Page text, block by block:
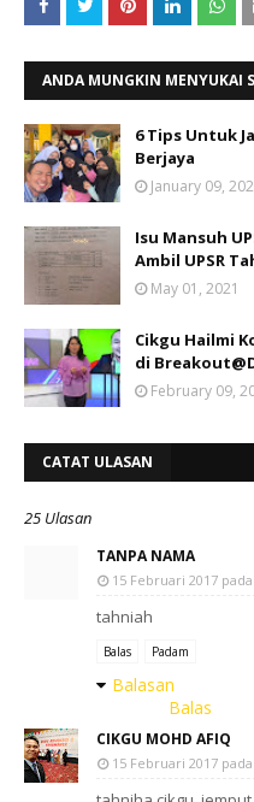
ANDA MUNGKIN MENYUKAI
6 Tips Untuk
Berjaya
January 09,
Isu Mansuh
Ambil UPSR
May 01, 2021
Cikgu Hailmi
di
February 09,
CATAT ULASAN
25 Ulasan
TANPA NAMA
15 Februari 2017 pada
tahniah
Balas Padam
Balasan
Balas
CIKGU MOHD AFIQ
15 Februari 2017 pada